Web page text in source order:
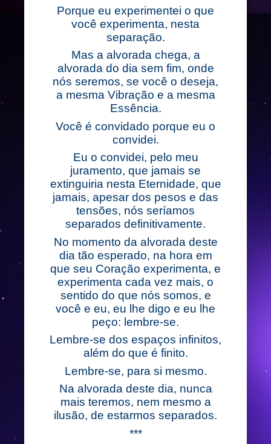
Porque eu experimentei o que
você experimenta, nesta
separação.
Mas a alvorada chega, a
alvorada do dia sem fim, onde
nós seremos, se você o deseja,
a mesma Vibração e a mesma
Essência.
Você é convidado porque eu o
convidei.
Eu o convidei, pelo meu
juramento, que jamais se
extinguiria nesta Eternidade, que
jamais, apesar dos pesos e das
tensões, nós seríamos
separados definitivamente.
No momento da alvorada deste
dia tão esperado, na hora em
que seu Coração experimenta, e
experimenta cada vez mais, o
sentido do que nós somos, e
você e eu, eu lhe digo e eu lhe
peço: lembre-se.
Lembre-se dos espaços infinitos,
além do que é finito.
Lembre-se, para si mesmo.
Na alvorada deste dia, nunca
mais teremos, nem mesmo a
ilusão, de estarmos separados.
***